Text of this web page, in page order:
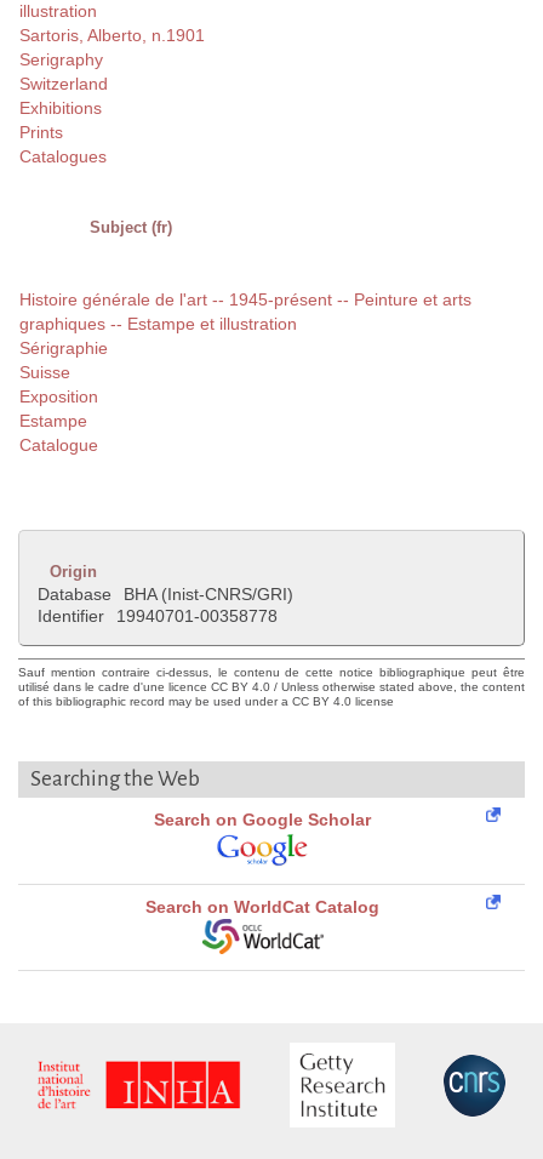
illustration
Sartoris, Alberto, n.1901
Serigraphy
Switzerland
Exhibitions
Prints
Catalogues
Subject (fr)
Histoire générale de l'art -- 1945-présent -- Peinture et arts
graphiques -- Estampe et illustration
Sérigraphie
Suisse
Exposition
Estampe
Catalogue
Origin
Database
BHA (Inist-CNRS/GRI)
Identifier
19940701-00358778
Sauf mention contraire ci-dessus, le contenu de cette notice bibliographique peut être
utilisé dans le cadre d'une licence CC BY 4.0 / Unless otherwise stated above, the content
of this bibliographic record may be used under a CC BY 4.0 license
Searching the Web
Search on Google Scholar
Search on WorldCat Catalog